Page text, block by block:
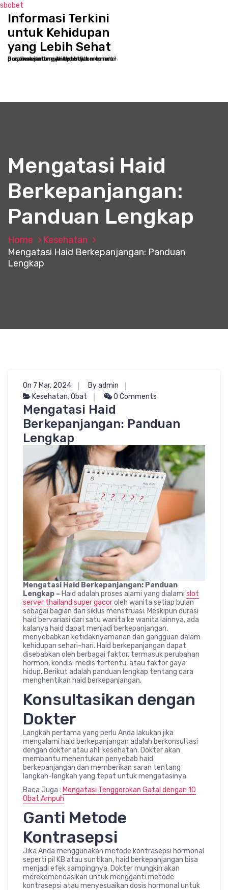
sbobet
Informasi Terkini
untuk Kehidupan
yang Lebih Sehat
Selamat datang di kppbcjakarta.net - Destinasi online Anda untuk memulai perjalanan menuju kesehatan optimal dan kesejahteraan holistik
Mengatasi Haid
Berkepanjangan:
Panduan Lengkap
Home
Kesehatan
Mengatasi Haid Berkepanjangan: Panduan
Lengkap
On 7 Mar, 2024
By admin
Kesehatan,Obat 0 Comments
Mengatasi Haid
Berkepanjangan: Panduan
Lengkap
Mengatasi Haid Berkepanjangan: Panduan
Lengkap – Haid adalah proses alami yang dialami slot
server thailand super gacoroleh wanita setiap bulan
sebagai bagian dari siklus menstruasi. Meskipun durasi
haid bervariasi dari satu wanita ke wanita lainnya, ada
kalanya haid dapat menjadi berkepanjangan,
menyebabkan ketidaknyamanan dan gangguan dalam
kehidupan sehari-hari. Haid berkepanjangan dapat
disebabkan oleh berbagai faktor, termasuk perubahan
hormon, kondisi medis tertentu, atau faktor gaya
hidup. Berikut adalah panduan lengkap tentang cara
menghentikan haid berkepanjangan.
Konsultasikan dengan
Dokter
Langkah pertama yang perlu Anda lakukan jika
mengalami haid berkepanjangan adalah berkonsultasi
dengan dokter atau ahli kesehatan. Dokter akan
membantu menentukan penyebab haid
berkepanjangan dan memberikan saran tentang
langkah-langkah yang tepat untuk mengatasinya.
Baca Juga : Mengatasi Tenggorokan Gatal dengan 10
Obat Ampuh
Ganti Metode
Kontrasepsi
Jika Anda menggunakan metode kontrasepsi hormonal
seperti pil KB atau suntikan, haid berkepanjangan bisa
menjadi efek sampingnya. Dokter mungkin akan
merekomendasikan untuk mengganti metode
kontrasepsi atau menyesuaikan dosis hormonal untuk